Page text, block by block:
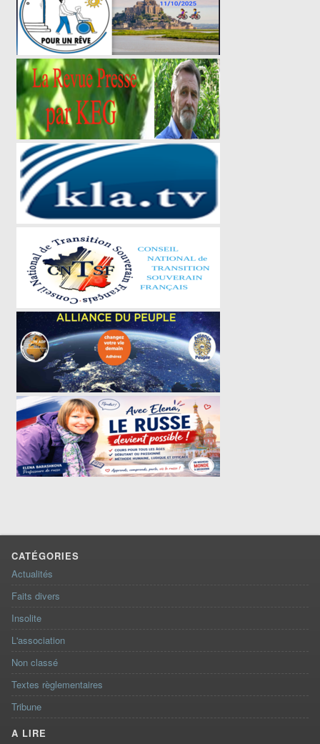
CATÉGORIES
Actualités
Faits divers
Insolite
L'association
Non classé
Textes règlementaires
Tribune
A LIRE